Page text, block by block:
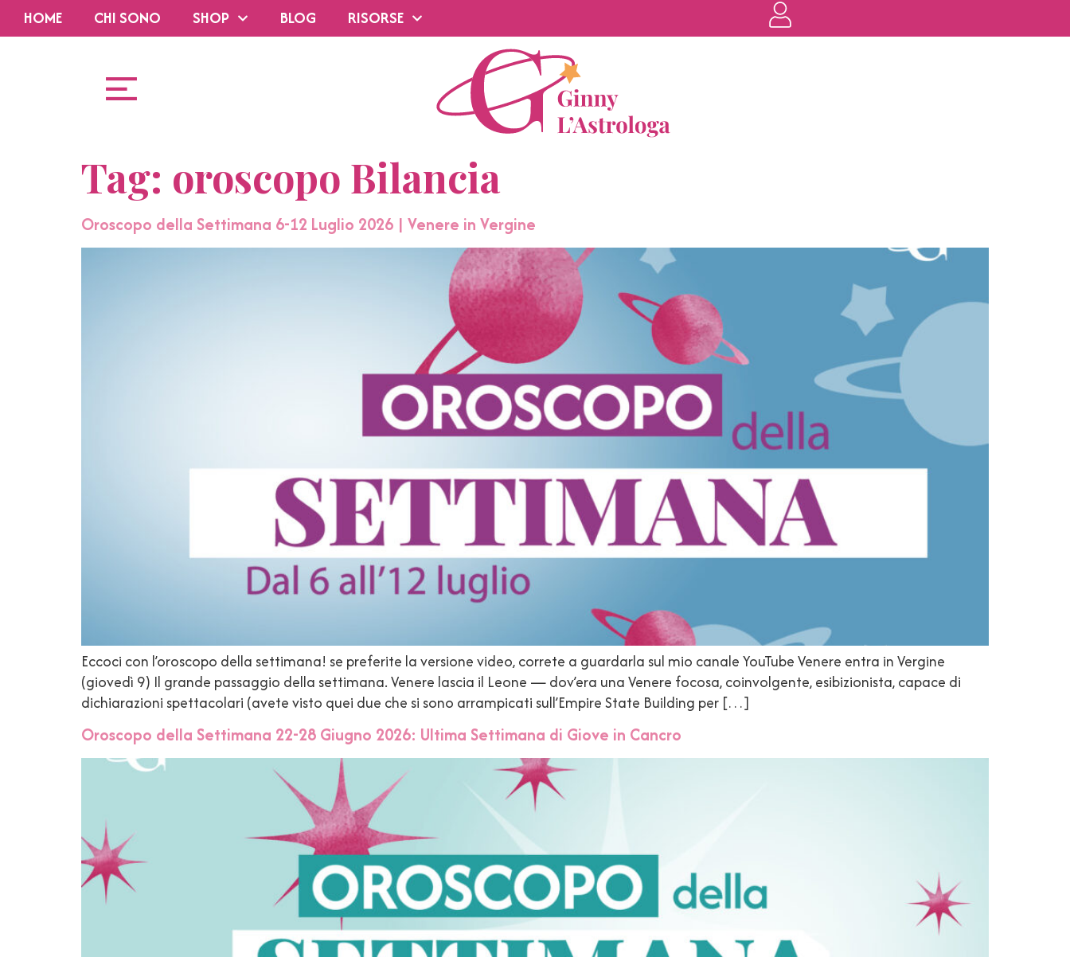
HOME CHI SONO SHOP BLOG RISORSE
Tag: oroscopo Bilancia
Oroscopo della Settimana 6-12 Luglio 2026 | Venere in Vergine
Eccoci con l’oroscopo della settimana! se preferite la versione video, correte a guardarla sul mio canale YouTube Venere entra in Vergine
(giovedì 9) Il grande passaggio della settimana. Venere lascia il Leone — dov’era una Venere focosa, coinvolgente, esibizionista, capace di
dichiarazioni spettacolari (avete visto quei due che si sono arrampicati sull’Empire State Building per […]
Oroscopo della Settimana 22-28 Giugno 2026: Ultima Settimana di Giove in Cancro